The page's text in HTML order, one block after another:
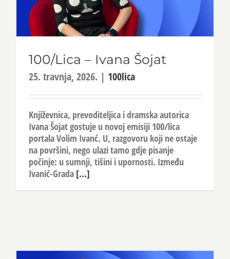
100/Lica – Ivana Šojat
25. travnja, 2026. | 100lica
Književnica, prevoditeljica i dramska autorica
Ivana Šojat gostuje u novoj emisiji 100/lica
portala Volim Ivanć. U, razgovoru koji ne ostaje
na površini, nego ulazi tamo gdje pisanje
počinje: u sumnji, tišini i upornosti. Između
Ivanić-Grada [...]